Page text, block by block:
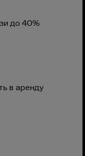
до 40%
в аренду